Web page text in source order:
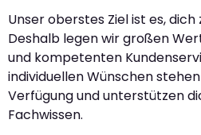
Unser oberstes Ziel ist es,
Deshalb legen wir großen
und kompetenten
individuellen Wünschen
Verfügung und unterstützen
Fachwissen.